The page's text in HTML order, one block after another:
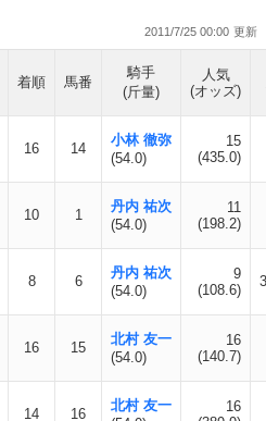
2011/7/25 00:00
着順 馬番
騎手
(斤量)
人気
(オッズ)
16 14
小林 徹弥
(54.0)
15
(435.0)
10 1
丹内 祐次
(54.0)
11
(198.2)
8 6
丹内 祐次
(54.0)
9
(108.6)
16 15
北村 友一
(54.0)
16
(140.7)
14 16
北村 友一
16